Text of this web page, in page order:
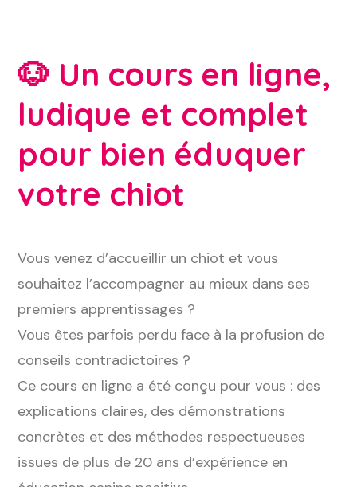
🐶 Un cours en ligne,
ludique et complet
pour bien éduquer
votre chiot
Vous venez d’accueillir un chiot et vous
souhaitez l’accompagner au mieux dans ses
premiers apprentissages ?
Vous êtes parfois perdu face à la profusion de
conseils contradictoires ?
Ce cours en ligne a été conçu pour vous : des
explications claires, des démonstrations
concrètes et des méthodes respectueuses
issues de plus de 20 ans d’expérience en